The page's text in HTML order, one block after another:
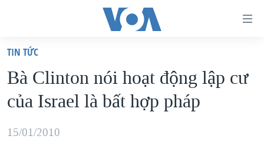
truy
cập
Tới
dung
VIỆT NAM
HOA KỲ
BIỂN ĐÔNG
TIN TỨC
Bà Clinton nói hoạt động lập cư
của Israel là bất hợp pháp
15/01/2010